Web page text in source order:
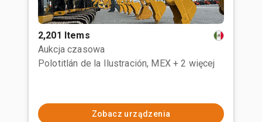
2,201 Items
Aukcja czasowa
Polotitlán de la Ilustración, MEX + 2 więcej
Zobacz urządzenia